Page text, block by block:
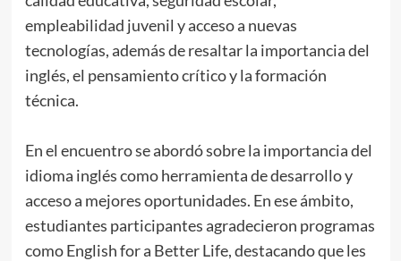
empleabilidad juvenil y acceso a nuevas
tecnologías, además de resaltar la importancia del
inglés, el pensamiento crítico y la formación
técnica.
En el encuentro se abordó sobre la importancia del
idioma inglés como herramienta de desarrollo y
acceso a mejores oportunidades. En ese ámbito,
estudiantes participantes agradecieron programas
como English for a Better Life, destacando que les